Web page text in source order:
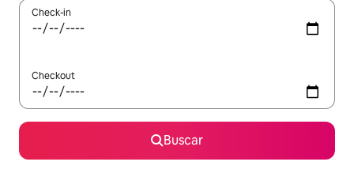
Check-in
Checkout
Buscar